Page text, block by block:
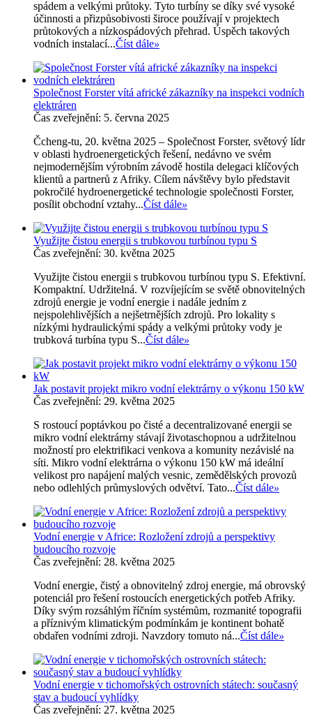
spádem a velkými průtoky. Tyto turbíny se díky své vysoké
účinnosti a přizpůsobivosti široce používají v projektech
průtokových a nízkospádových přehrad. Úspěch takových
vodních instalací...Číst dále»
Společnost Forster vítá africké zákazníky na inspekci vodních
elektráren
Čas zveřejnění: 5. června 2025
Čcheng-tu, 20. května 2025 – Společnost Forster, světový lídr
v oblasti hydroenergetických řešení, nedávno ve svém
nejmodernějším výrobním závodě hostila delegaci klíčových
klientů a partnerů z Afriky. Cílem návštěvy bylo představit
pokročilé hydroenergetické technologie společnosti Forster,
posílit obchodní vztahy...Číst dále»
Využijte čistou energii s trubkovou turbínou typu S
Čas zveřejnění: 30. května 2025
Využijte čistou energii s trubkovou turbínou typu S. Efektivní.
Kompaktní. Udržitelná. V rozvíjejícím se světě obnovitelných
zdrojů energie je vodní energie i nadále jedním z
nejspolehlivějších a nejšetrnějších zdrojů. Pro lokality s
nízkými hydraulickými spády a velkými průtoky vody je
trubková turbína typu S...Číst dále»
Jak postavit projekt mikro vodní elektrárny o výkonu 150 kW
Čas zveřejnění: 29. května 2025
S rostoucí poptávkou po čisté a decentralizované energii se
mikro vodní elektrárny stávají životaschopnou a udržitelnou
možností pro elektrifikaci venkova a komunity nezávislé na
síti. Mikro vodní elektrárna o výkonu 150 kW má ideální
velikost pro napájení malých vesnic, zemědělských provozů
nebo odlehlých průmyslových odvětví. Tato...Číst dále»
Vodní energie v Africe: Rozložení zdrojů a perspektivy
budoucího rozvoje
Čas zveřejnění: 28. května 2025
Vodní energie, čistý a obnovitelný zdroj energie, má obrovský
potenciál pro řešení rostoucích energetických potřeb Afriky.
Díky svým rozsáhlým říčním systémům, rozmanité topografii
a příznivým klimatickým podmínkám je kontinent bohatě
obdařen vodními zdroji. Navzdory tomuto ná...Číst dále»
Vodní energie v tichomořských ostrovních státech: současný
stav a budoucí vyhlídky
Čas zveřejnění: 27. května 2025